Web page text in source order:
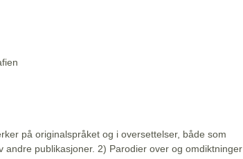
på originalspråket og i oversettelser, både som
andre publikasjoner. 2) Parodier over og omdiktninger